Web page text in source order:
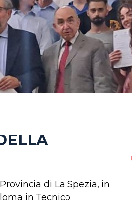
di La Spezia, in
in Tecnico